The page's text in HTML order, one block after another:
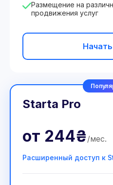
Размещение на
продвижения услуг
Starta Pro
от 244₴ /мес.
Расширенный доступ к